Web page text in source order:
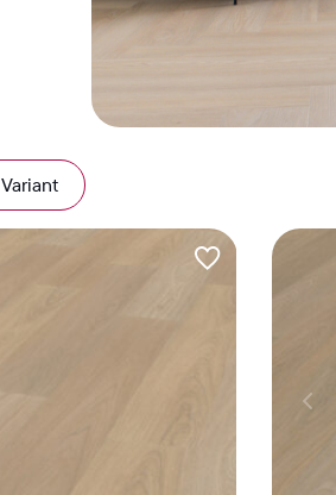
Variant